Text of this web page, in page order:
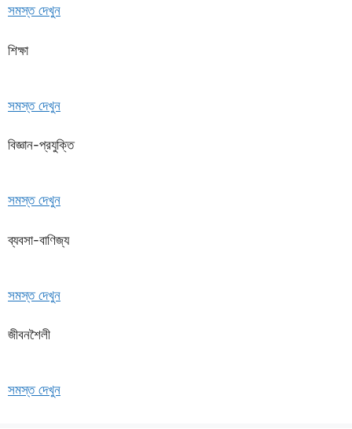
সমস্ত দেখুন
শিক্ষা
সমস্ত দেখুন
বিজ্ঞান-প্রযুক্তি
সমস্ত দেখুন
ব্যবসা-বাণিজ্য
সমস্ত দেখুন
জীবনশৈলী
সমস্ত দেখুন